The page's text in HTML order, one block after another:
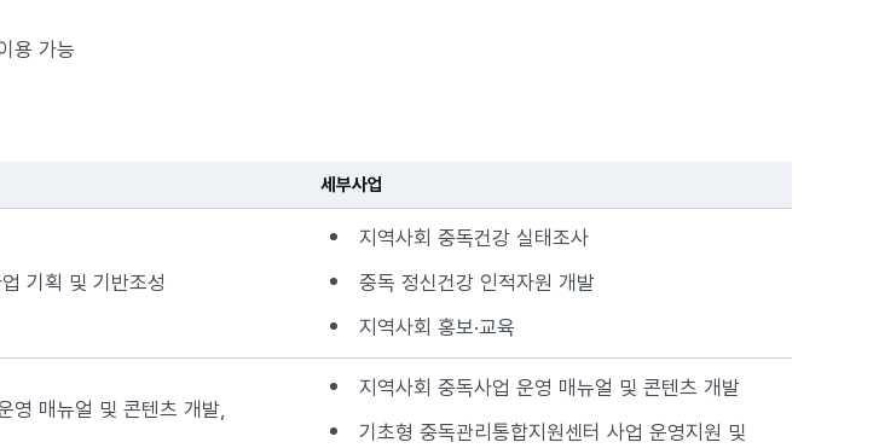
용 가능
세부사업
기획 및 기반조성
지역사회 중독건강 실태조사
중독 정신건강 인적자원 개발
지역사회 홍보·교육
영 매뉴얼 및 콘텐츠 개발,
지역사회 중독사업 운영 매뉴얼 및 콘텐츠 개발
기초형 중독관리통합지원센터 사업 운영지원 및